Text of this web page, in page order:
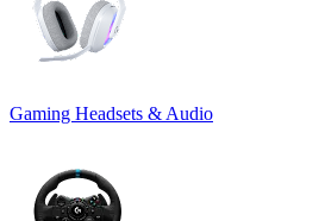
Gaming Headsets & Audio